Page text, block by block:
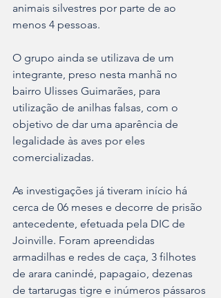
animais silvestres por parte de ao
menos 4 pessoas.
O grupo ainda se utilizava de um
integrante, preso nesta manhã no
bairro Ulisses Guimarães, para
utilização de anilhas falsas, com o
objetivo de dar uma aparência de
legalidade às aves por eles
comercializadas.
As investigações já tiveram início há
cerca de 06 meses e decorre de prisão
antecedente, efetuada pela DIC de
Joinville. Foram apreendidas
armadilhas e redes de caça, 3 filhotes
de arara canindé, papagaio, dezenas
de tartarugas tigre e inúmeros pássaros